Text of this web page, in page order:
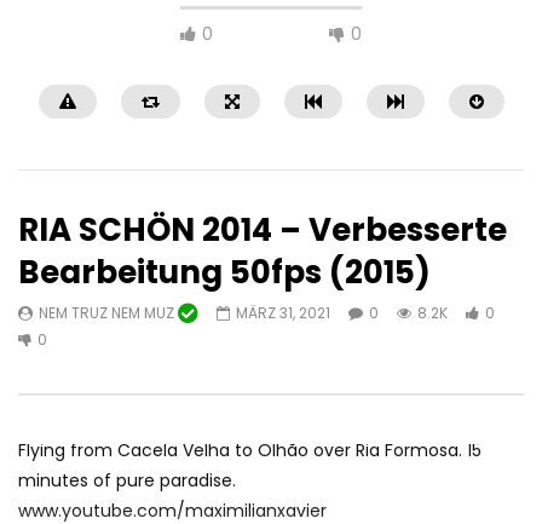
0 0
Später ansehen
Version von Paulo
OKTOBER 17, 2024
RIA SCHÖN 2014 – Verbesserte
Bearbeitung 50fps (2015)
NEM TRUZ NEM MUZ MÄRZ 31, 2021 0 8.2K
0
0
Flying from Cacela Velha to Olhão over Ria Formosa. 15
minutes of pure paradise.
www.youtube.com/maximilianxavier